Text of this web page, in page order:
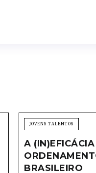
JOVENS TALENTOS
A
BRASILEIRO